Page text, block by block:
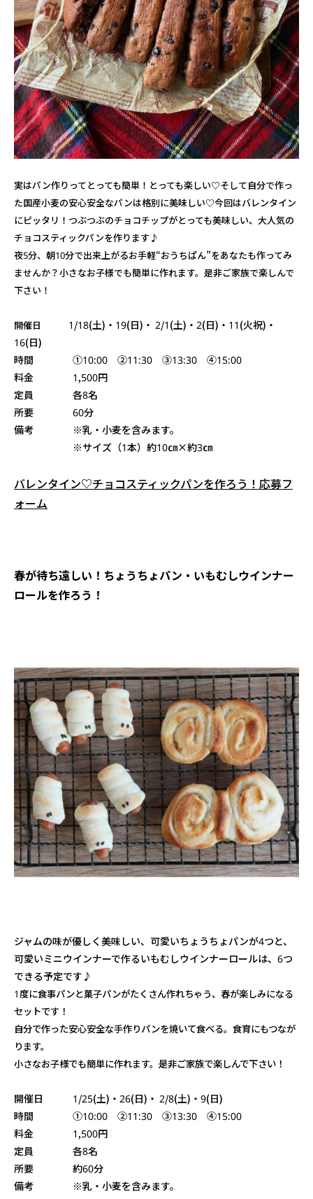
実はパン作りってとっても簡単！とっても楽しい♡そして自分で作っ
た国産小麦の安心安全なパンは格別に美味しい♡今回はバレンタイン
にピッタリ！つぶつぶのチョコチップがとっても美味しい、大人気の
チョコスティックパンを作ります♪
夜5分、朝10分で出来上がるお手軽“おうちぱん”をあなたも作ってみ
ませんか？小さなお子様でも簡単に作れます。是非ご家族で楽しんで
下さい！
開催日 1/18(土)・19(日)・ 2/1(土)・2(日)・11(火祝)・
16(日)
時間 ①10:00 ②11:30 ③13:30 ④15:00
料金 1,500円
定員 各8名
所要 60分
備考 ※乳・小麦を含みます。
※サイズ（1本）約10㎝×約3㎝
バレンタイン♡チョコスティックパンを作ろう！応募フ
ォーム
春が待ち遠しい！ちょうちょパン・いもむしウインナー
ロールを作ろう！
ジャムの味が優しく美味しい、可愛いちょうちょパンが4つと、
可愛いミニウインナーで作るいもむしウインナーロールは、6つ
できる予定です♪
1度に食事パンと菓子パンがたくさん作れちゃう、春が楽しみになる
セットです！
自分で作った安心安全な手作りパンを焼いて食べる。食育にもつなが
ります。
小さなお子様でも簡単に作れます。是非ご家族で楽しんで下さい！
開催日 1/25(土)・26(日)・ 2/8(土)・9(日)
時間 ①10:00 ②11:30 ③13:30 ④15:00
料金 1,500円
定員 各8名
所要 約60分
備考 ※乳・小麦を含みます。